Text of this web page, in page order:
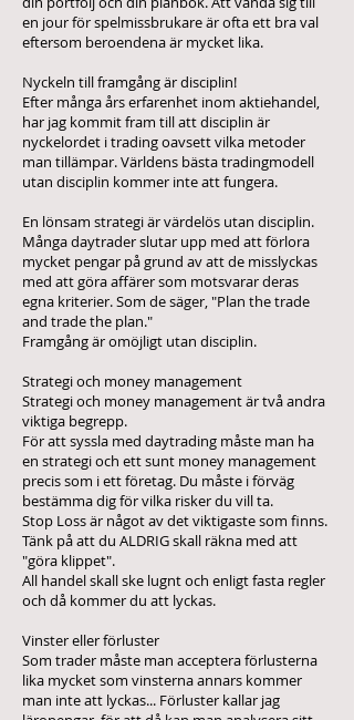
en jour för spelmissbrukare är ofta ett bra val
eftersom beroendena är mycket lika.
Nyckeln till framgång är disciplin!
Efter många års erfarenhet inom aktiehandel,
har jag kommit fram till att disciplin är
nyckelordet i trading oavsett vilka metoder
man tillämpar. Världens bästa tradingmodell
utan disciplin kommer inte att fungera.
En lönsam strategi är värdelös utan disciplin.
Många daytrader slutar upp med att förlora
mycket pengar på grund av att de misslyckas
med att göra affärer som motsvarar deras
egna kriterier. Som de säger, "Plan the trade
and trade the plan."
Framgång är omöjligt utan disciplin.
Strategi och money management
Strategi och money management är två andra
viktiga begrepp.
För att syssla med daytrading måste man ha
en strategi och ett sunt money management
precis som i ett företag. Du måste i förväg
bestämma dig för vilka risker du vill ta.
Stop Loss är något av det viktigaste som finns.
Tänk på att du ALDRIG skall räkna med att
"göra klippet".
All handel skall ske lugnt och enligt fasta regler
och då kommer du att lyckas.
Vinster eller förluster
Som trader måste man acceptera förlusterna
lika mycket som vinsterna annars kommer
man inte att lyckas... Förluster kallar jag